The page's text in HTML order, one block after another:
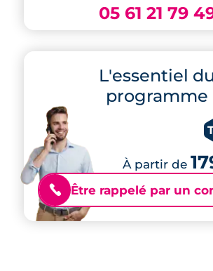
05 61 21 79
L'essentiel du
programme
À partir de
📞 Être rappelé par un